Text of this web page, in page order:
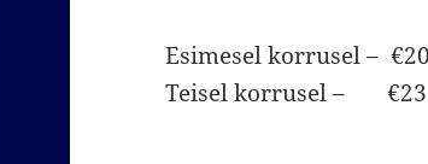
Esimesel korrusel –
Teisel korrusel – €23